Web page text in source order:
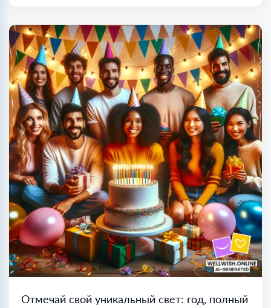
Отмечай свой уникальный свет: год, полный